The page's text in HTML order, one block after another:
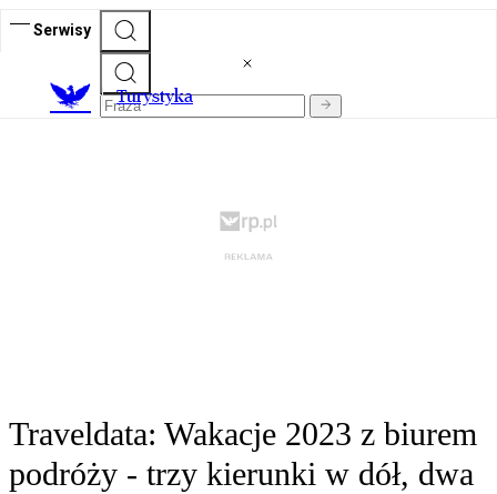
Serwisy
Turystyka
Traveldata: Wakacje 2023 z biurem
podróży - trzy kierunki w dół, dwa